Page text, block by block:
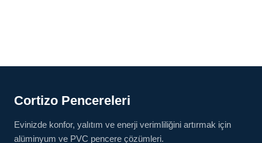
Cortizo Pencereleri
Evinizde konfor, yalıtım ve enerji verimliliğini artırmak için
alüminyum ve PVC pencere çözümleri.